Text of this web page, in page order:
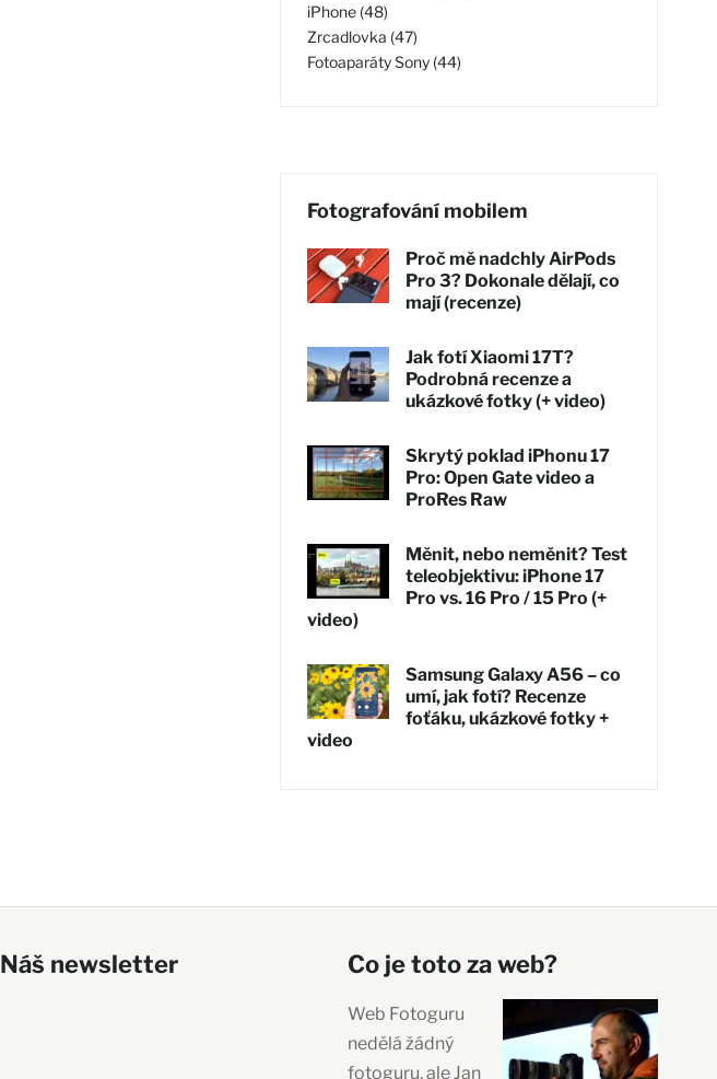
iPhone (48)
Zrcadlovka (47)
Fotoaparáty Sony (44)
Fotografování mobilem
Proč mě nadchly AirPods
Pro 3? Dokonale dělají, co
mají (recenze)
Jak fotí Xiaomi 17T?
Podrobná recenze a
ukázkové fotky (+ video)
Skrytý poklad iPhonu 17
Pro: Open Gate video a
ProRes Raw
Měnit, nebo neměnit? Test
teleobjektivu: iPhone 17
Pro vs. 16 Pro / 15 Pro (+
video)
Samsung Galaxy A56 – co
umí, jak fotí? Recenze
foťáku, ukázkové fotky +
video
Náš newsletter Co je toto za web?
Web Fotoguru
nedělá žádný
fotoguru, ale Jan